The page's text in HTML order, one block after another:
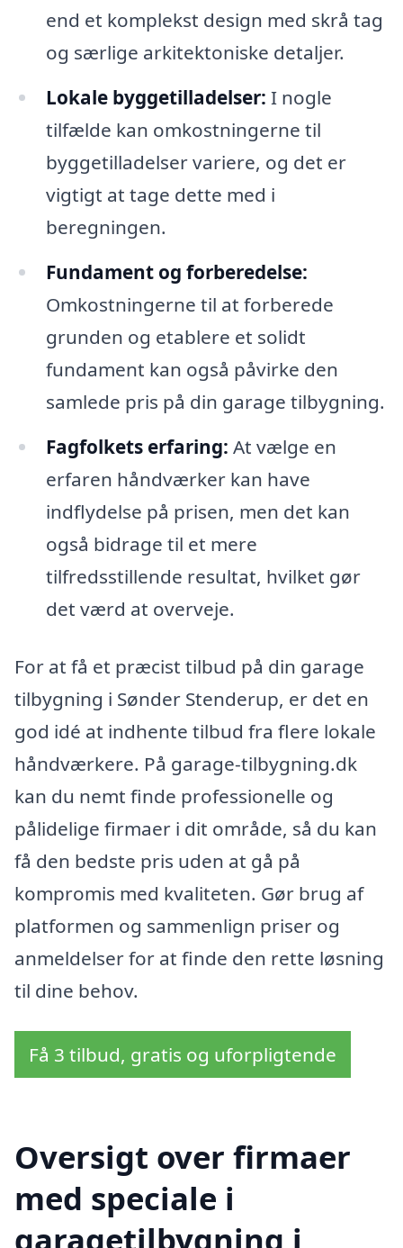
end et komplekst design med skrå tag
og særlige arkitektoniske detaljer.
Lokale byggetilladelser: I nogle
tilfælde kan omkostningerne til
byggetilladelser variere, og det er
vigtigt at tage dette med i
beregningen.
Fundament og forberedelse:
Omkostningerne til at forberede
grunden og etablere et solidt
fundament kan også påvirke den
samlede pris på din garage tilbygning.
Fagfolkets erfaring: At vælge en
erfaren håndværker kan have
indflydelse på prisen, men det kan
også bidrage til et mere
tilfredsstillende resultat, hvilket gør
det værd at overveje.
For at få et præcist tilbud på din garage
tilbygning i Sønder Stenderup, er det en
god idé at indhente tilbud fra flere lokale
håndværkere. På garage-tilbygning.dk
kan du nemt finde professionelle og
pålidelige firmaer i dit område, så du kan
få den bedste pris uden at gå på
kompromis med kvaliteten. Gør brug af
platformen og sammenlign priser og
anmeldelser for at finde den rette løsning
til dine behov.
Få 3 tilbud, gratis og uforpligtende
Oversigt over firmaer
med speciale i
garagetilbygning i